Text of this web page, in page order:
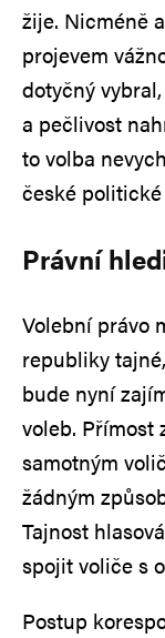
žije. Nicméně
projevem
dotyčný
a pečlivost
to volba
české
Právní
Volební právo
republiky
bude nyní
voleb. Přímost
samotným
žádným
Tajnost
spojit voliče s
Postup